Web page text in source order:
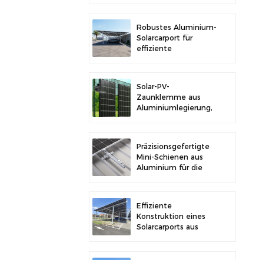
Robustes Aluminium-
Solarcarport für
effiziente
Solar-PV-
Zaunklemme aus
Aluminiumlegierung,
Präzisionsgefertigte
Mini-Schienen aus
Aluminium für die
Effiziente
Konstruktion eines
Solarcarports aus